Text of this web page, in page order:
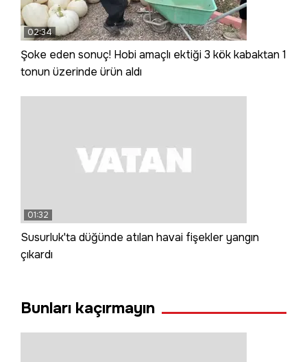
02:34
Şoke eden sonuç! Hobi amaçlı ektiği 3 kök kabaktan 1
tonun üzerinde ürün aldı
01:32
Susurluk'ta düğünde atılan havai fişekler yangın
çıkardı
Bunları kaçırmayın